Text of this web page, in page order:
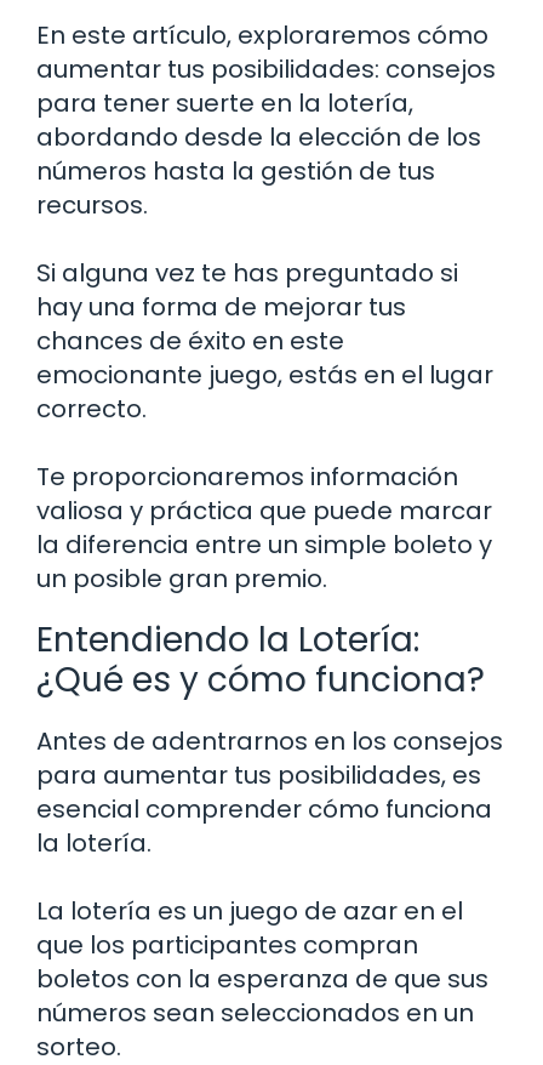
En este artículo, exploraremos cómo
aumentar tus posibilidades: consejos
para tener suerte en la lotería,
abordando desde la elección de los
números hasta la gestión de tus
recursos.
Si alguna vez te has preguntado si
hay una forma de mejorar tus
chances de éxito en este
emocionante juego, estás en el lugar
correcto.
Te proporcionaremos información
valiosa y práctica que puede marcar
la diferencia entre un simple boleto y
un posible gran premio.
Entendiendo la Lotería:
¿Qué es y cómo funciona?
Antes de adentrarnos en los consejos
para aumentar tus posibilidades, es
esencial comprender cómo funciona
la lotería.
La lotería es un juego de azar en el
que los participantes compran
boletos con la esperanza de que sus
números sean seleccionados en un
sorteo.